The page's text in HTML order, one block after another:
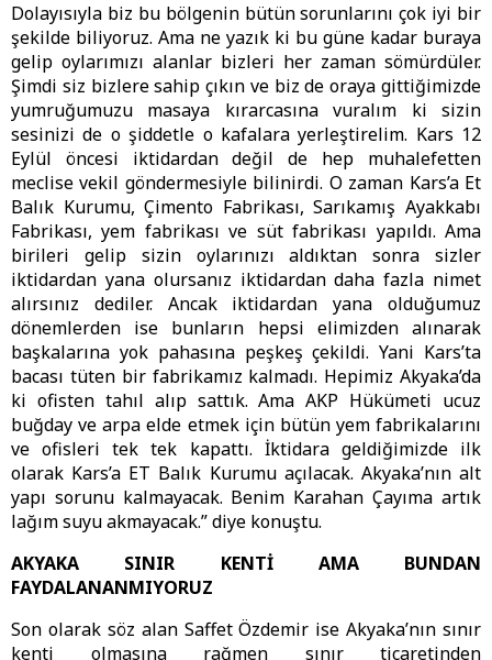
Dolayısıyla biz bu bölgenin bütün sorunlarını çok iyi bir
şekilde biliyoruz. Ama ne yazık ki bu güne kadar buraya
gelip oylarımızı alanlar bizleri her zaman sömürdüler.
Şimdi siz bizlere sahip çıkın ve biz de oraya gittiğimizde
yumruğumuzu masaya kırarcasına vuralım ki sizin
sesinizi de o şiddetle o kafalara yerleştirelim. Kars 12
Eylül öncesi iktidardan değil de hep muhalefetten
meclise vekil göndermesiyle bilinirdi. O zaman Kars’a Et
Balık Kurumu, Çimento Fabrikası, Sarıkamış Ayakkabı
Fabrikası, yem fabrikası ve süt fabrikası yapıldı. Ama
birileri gelip sizin oylarınızı aldıktan sonra sizler
iktidardan yana olursanız iktidardan daha fazla nimet
alırsınız dediler. Ancak iktidardan yana olduğumuz
dönemlerden ise bunların hepsi elimizden alınarak
başkalarına yok pahasına peşkeş çekildi. Yani Kars’ta
bacası tüten bir fabrikamız kalmadı. Hepimiz Akyaka’da
ki ofisten tahıl alıp sattık. Ama AKP Hükümeti ucuz
buğday ve arpa elde etmek için bütün yem fabrikalarını
ve ofisleri tek tek kapattı. İktidara geldiğimizde ilk
olarak Kars’a ET Balık Kurumu açılacak. Akyaka’nın alt
yapı sorunu kalmayacak. Benim Karahan Çayıma artık
lağım suyu akmayacak.” diye konuştu.
AKYAKA SINIR KENTİ AMA BUNDAN
FAYDALANANMIYORUZ
Son olarak söz alan Saffet Özdemir ise Akyaka’nın sınır
kenti olmasına rağmen sınır ticaretinden